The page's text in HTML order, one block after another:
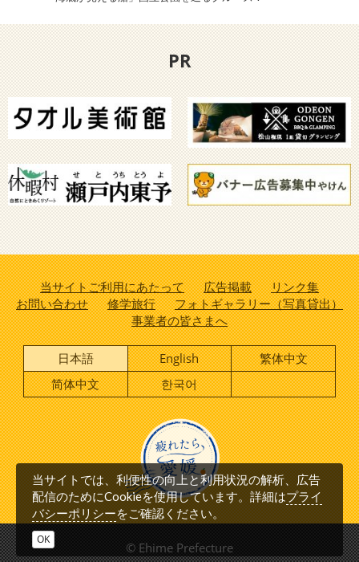
PR
当サイトご利用にあたって 広告掲載
リンク集
お問い合わせ
修学旅行
フォトギャラリー（写真貸出）
事業者の皆さまへ
日本語 English
繁体中文
简体中文
한국어
© Ehime Prefecture
当サイトでは、利便性の向上と利用状況の解析、広告
配信のためにCookieを使用しています。詳細はプライ
バシーポリシーをご確認ください。
OK